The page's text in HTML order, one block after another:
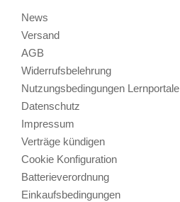
News
Versand
AGB
Widerrufsbelehrung
Nutzungsbedingungen Lernportale
Datenschutz
Impressum
Verträge kündigen
Cookie Konfiguration
Batterieverordnung
Einkaufsbedingungen